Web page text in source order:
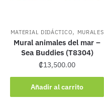
MATERIAL DIDÁCTICO, MURALES
Mural animales del mar –
Sea Buddies (T8304)
₡13,500.00
Añadir al carrito